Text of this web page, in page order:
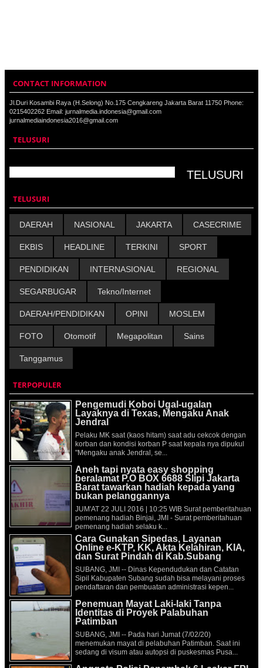
CONTACT INFORMATION
Jl.Duri Kosambi Raya (H.Selong) No.175 Cengkareng Jakarta Barat 11750 Phone:
0215402262 Email: jurnalmedia.indonesia@gmail.com
jurnalmediaindonesia2016@gmail.com
TELUSURI
TELUSURI
DAERAH NASIONAL JAKARTA CASECRIME
EKBIS HEADLINE TERKINI SPORT
PENDIDIKAN INTERNASIONAL REGIONAL
SEGARBUGAR Tekno/Internet
DAERAH/PENDIDIKAN OPINI MOSLEM
FOTO Otomotif Megapolitan Sains
Tanggamus
TERPOPULER
Pengemudi Koboi Ugal-ugalan
Layaknya di Texas, Mengaku Anak
Jendral
Pelaku MK saat (kaos hitam) saat adu cekcok dengan
korban dan kondisi korban P saat kepala nya dipukul
"Mengaku anak Jendral, se...
Aneh tapi nyata easy shopping
beralamat P.O BOX 6688 Slipi Jakarta
Barat tawarkan hadiah kepada yang
bukan pelanggannya
JUM'AT 22 JULI 2016 | 10:25 WIB Surat pemberitahuan
pemenang hadiah Binjai, JMI - Surat pemberitahuan
pemenang hadiah selaku k...
Cara Gunakan Sipedas, Layanan
Online e-KTP, KK, Akta Kelahiran, KIA,
dan Surat Pindah di Kab.Subang
SUBANG, JMI -- Dinas Kependudukan dan Catatan
Sipil Kabupaten Subang sudah bisa melayani proses
pendaftaran dan pembuatan administrasi kepen...
Penemuan Mayat Laki-laki Tanpa
Identitas di Proyek Palabuhan
Patimban
SUBANG, JMI -- Pada hari Jumat (7/02/20)
menemukan mayat di pelabuhan Patimban. Saat ini
sedang di visum atau autopsi di puskesmas Pusa...